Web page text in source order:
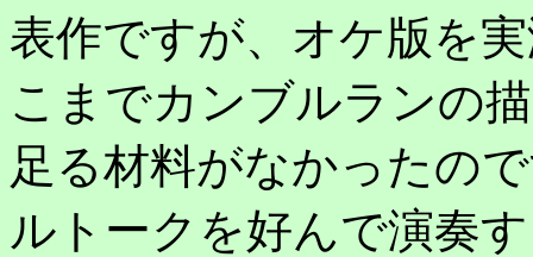
表作ですが、オケ版を
こまでカンブルランの
足る材料がなかったの
ルトークを好んで演奏